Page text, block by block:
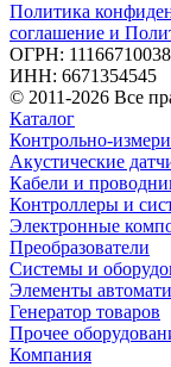
Политика
соглашение и
ОГРН:
ИНН: 6671354545
© 2011-2026 Все
Каталог
Контрольно-
Акустические
Кабели и
Контроллеры и
Электронные
Преобразователи
Системы и
Элементы
Генератор товаров
Прочее
Компания